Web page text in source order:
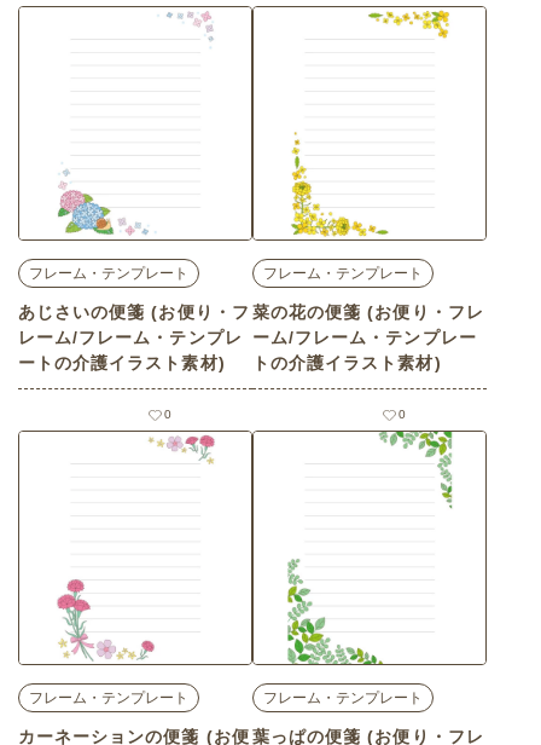
フレーム・テンプレート
あじさいの便箋 (お便り・フ
レーム/フレーム・テンプレ
ートの介護イラスト素材)
0
フレーム・テンプレート
菜の花の便箋 (お便り・フレ
ーム/フレーム・テンプレー
トの介護イラスト素材)
0
フレーム・テンプレート
カーネーションの便箋 (お便
フレーム・テンプレート
葉っぱの便箋 (お便り・フレ